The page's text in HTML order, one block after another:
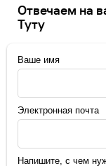
Отвечаем на
Туту
Ваше имя
Электронная почта
Напишите, с чем